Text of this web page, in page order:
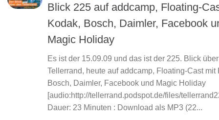
Blick 225 auf addcamp, Floating-
Kodak, Bosch, Daimler, Facebook
Magic Holiday
Es ist der 15.09.09 und das ist der 225. Blick
Tellerrand, heute auf addcamp, Floating-Cast mit
Bosch, Daimler, Facebook und Magic Holiday
[audio:http://tellerrand.podspot.de/files/
Dauer: 23 Minuten : Download als MP3 (22...